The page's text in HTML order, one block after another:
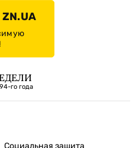
го года
Социальная защита